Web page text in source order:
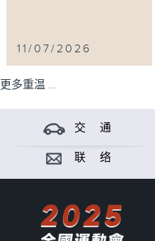
11/07/2026
更多重温 ...
交 通
联 络